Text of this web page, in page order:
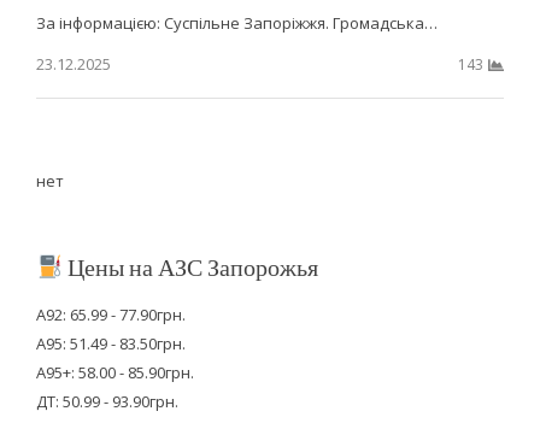
За інформацією: Суспільне Запоріжжя. Громадська…
23.12.2025
143
нет
Цены на АЗС Запорожья
А92: 65.99 - 77.90грн.
А95: 51.49 - 83.50грн.
А95+: 58.00 - 85.90грн.
ДТ: 50.99 - 93.90грн.